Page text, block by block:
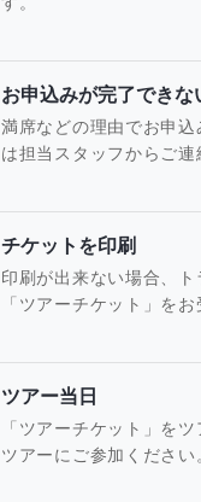
お申込みが完了できな
満席などの理由でお申
は担当スタッフからご連
チケットを印刷
印刷が出来ない場合、
「ツアーチケット」を
ツアー当日
「ツアーチケット」を
ツアーにご参加ください